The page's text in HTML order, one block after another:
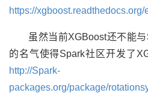
https://xgboost.readthedocs.org/
虽然当前XGBoost还不能
的名气使得Spark社区开发了
http://Spark-
packages.org/package/